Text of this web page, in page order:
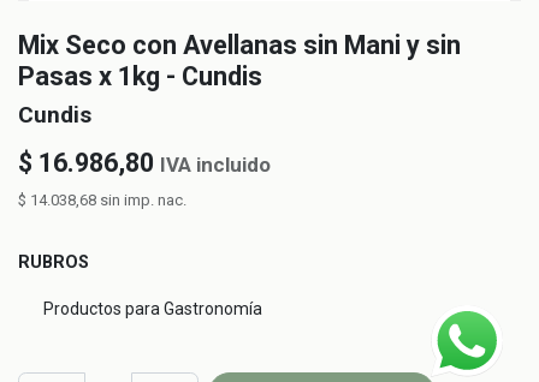
Mix Seco con Avellanas sin Mani y sin
Pasas x 1kg - Cundis
Cundis
$ 16.986,80 IVA incluido
$ 14.038,68 sin imp. nac.
RUBROS
Productos para Gastronomía